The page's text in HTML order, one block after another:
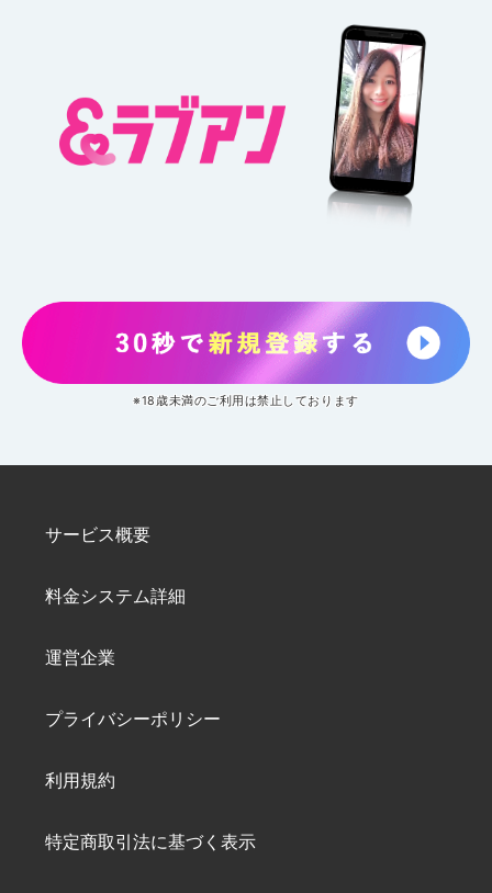
※18歳未満のご利用は禁止しております
サービス概要
料金システム詳細
運営企業
プライバシーポリシー
利用規約
特定商取引法に基づく表示